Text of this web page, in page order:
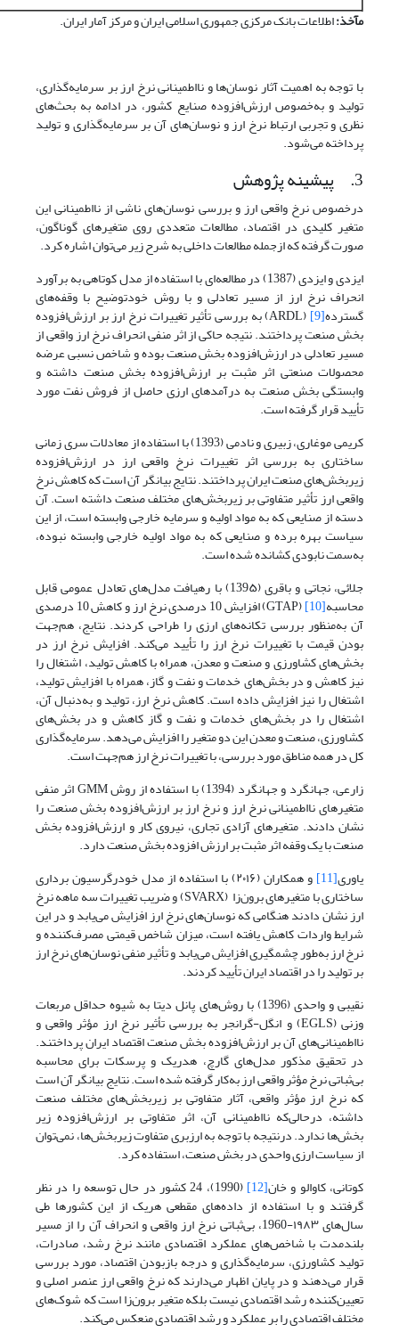
مآخذ:اطلاعات بانک مرکزی جمهوری اسلامی ایران و مرکز آمار ایران.
با توجه به اهمیت آثار نوسان‌ها و نااطمینانی نرخ ارز بر سرمایه‌گذاری،
تولید و به‌خصوص ارزش‌افزوده صنایع ‌کشور، در ادامه به بحث‌های
نظری و تجربی ارتباط نرخ ارز و نوسان‌های آن بر سرمایه‌گذاری و تولید
پرداخته می‌شود.
3. پیشینه پژوهش
درخصوص نرخ واقعی ارز و بررسی نوسان‌های ناشی از نااطمینانی این
متغیر کلیدی در اقتصاد، مطالعات متعددی روی متغیرهای گوناگون،
صورت گرفته که ازجمله مطالعات داخلی به شرح زیر می‌توان اشاره کرد.
ایزدی و ایزدی (1387) در مطالعه‌ای با استفاده از مدل کوتاهی به برآورد
انحراف نرخ ارز از مسیر تعادلی و با روش خود‌توضیح با وقفه‌های
گسترده[9] (ARDL) به بررسی تأثیر تغییرات نرخ ارز بر ارزش‌افزوده
بخش صنعت پرداختند. نتیجه حاکی از اثر منفی انحراف نرخ ارز واقعی از
مسیر تعادلی در ارزش‌افزوده بخش صنعت بوده و شاخص نسبی عرضه
محصولات صنعتی اثر مثبت بر ارزش‌افزوده بخش صنعت داشته و
وابستگی بخش صنعت به درآمدهای ارزی حاصل از فروش نفت مورد
تأیید قرار گرفته است.
کریمی موغاری، زبیری و نادمی (1393) با استفاده از معادلات سری زمانی
ساختاری به بررسی اثر تغییرات نرخ واقعی ارز در ارزش‌افزوده
زیربخش‌های صنعت ایران پرداختند. نتایج بیانگر آن است که کاهش نرخ
واقعی ارز تأثیر متفاوتی بر زیر‌بخش‌های مختلف صنعت داشته است. آن
دسته از صنایعی که به مواد اولیه و سرمایه خارجی وابسته‌ است، از این
سیاست بهره برده و صنایعی که به مواد اولیه خارجی وابسته نبوده،
به‌سمت نابودی کشانده شده است.
جلائی، نجاتی و باقری (139۵) با رهیافت مدل‌های تعادل عمومی قابل
محاسبه[10] (GTAP) افزایش 10 درصدی نرخ ارز و کاهش 10 درصدی
آن به‌منظور بررسی تکانه‌های ارزی را طراحی کردند. نتایج، هم‌جهت
بودن قیمت با تغییرات نرخ ارز را تأیید می‌کند. افزایش نرخ ارز در
بخش‌های کشاورزی و صنعت و معدن، همراه با کاهش تولید، اشتغال را
نیز کاهش و در بخش‌های خدمات و نفت و گاز، همراه با افزایش تولید،
اشتغال را نیز افزایش داده است. کاهش نرخ ارز، تولید و به‌دنبال آن،
اشتغال را در بخش‌های خدمات و نفت و گاز کاهش و در بخش‌های
کشاورزی، صنعت و معدن این دو متغیر را افزایش می‌دهد. سرمایه‌گذاری
کل در همه مناطق مورد بررسی، با تغییرات نرخ ارز هم‌جهت است.
زارعی، جهانگرد و جهانگرد (1394) با استفاده از روش GMM اثر منفی
متغیرهای نااطمینانی نرخ ارز و نرخ ارز بر ارزش‌افزوده بخش صنعت را
نشان دادند. متغیرهای آزادی تجاری، نیروی کار و ارزش‌افزوده بخش
صنعت با یک وقفه اثر مثبت بر ارزش افزوده بخش صنعت دارد.
یاوری[11] و همکاران (۲۰۱۶) با استفاده از مدل خودرگرسیون برداری
ساختاری با متغیرهای برون‌زا (SVARX) و ضریب تغییرات سه ماهه نرخ
ارز نشان دادند هنگامی که نوسان‌های نرخ ارز افزایش می‌یابد و در این
شرایط واردات کاهش یافته است، میزان شاخص قیمتی مصرف‌کننده و
نرخ ارز به‌طور چشمگیری افزایش می‌یابد و تأثیر منفی نوسان‌های نرخ ارز
بر تولید را در اقتصاد ایران تأیید کردند.
نقیبی و واحدی (1396) با روش‌های پانل دیتا به شیوه حداقل مربعات
وزنی (EGLS) و انگل-گرانجر به بررسی تأثیر نرخ ارز مؤثر واقعی و
نااطمینانی‌های آن بر ارزش‌افزوده بخش صنعت اقتصاد ایران پرداختند.
در تحقیق مذکور مدل‌های گارچ، هدریک و پرسکات برای محاسبه
بی‌ثباتی نرخ مؤثر واقعی ارز به‌کار گرفته شده ‌است. نتایج بیانگر آن است
که نرخ ارز مؤثر واقعی، آثار متفاوتی بر زیربخش‌های مختلف صنعت
داشته، درحالی‌که نااطمینانی آن، اثر متفاوتی بر ارزش‌افزوده زیر
بخش‌ها ندارد. درنتیجه با توجه به ارزبری متفاوت زیربخش‌ها، نمی‌توان
از سیاست ارزی واحدی در بخش صنعت، استفاده‌ کرد.
کوتانی، کاوالو و خان[12] (1990)، 24 کشور در حال توسعه را در نظر
گرفتند و با استفاده از داده‌های مقطعی هریک از این کشورها طی
سال‌های ۱۹۸۳-1960، بی‌ثباتی نرخ ارز واقعی و انحراف آن را از مسیر
بلندمدت با شاخص‌های عملکرد اقتصادی مانند نرخ رشد، صادرات،
تولید کشاورزی، سرمایه‌گذاری و درجه بازبودن اقتصاد، مورد بررسی
قرار می‌دهند و در پایان اظهار می‌دارند که نرخ واقعی ارز عنصر اصلی و
تعیین‌کننده رشد اقتصادی نیست بلکه متغیر برون‌زا است که شوک‌های
مختلف اقتصادی را بر عملکرد و رشد اقتصادی منعکس می‌کند.